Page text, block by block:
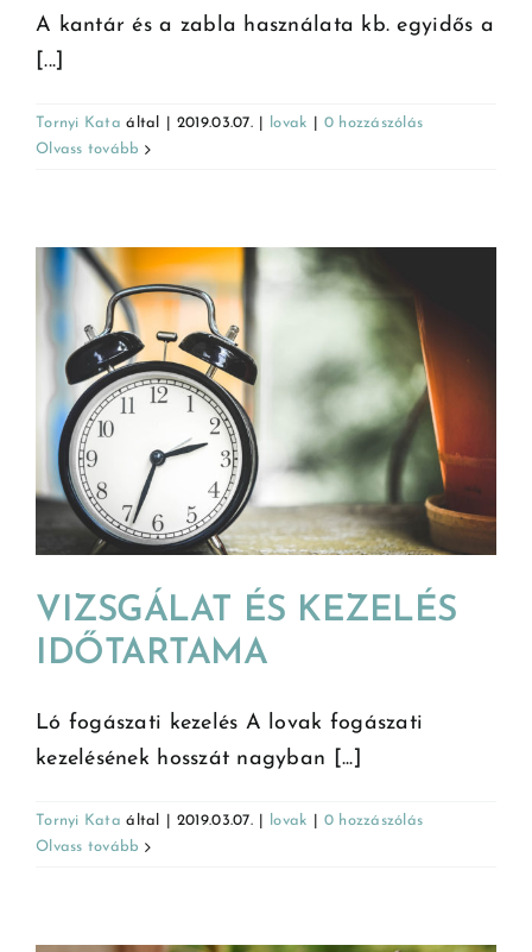
A kantár és a zabla használata kb. egyidős a
[...]
Tornyi Kata által 2019.03.07. lovak
0 hozzászólás
Olvass tovább
VIZSGÁLAT ÉS KEZELÉS
IDŐTARTAMA
Ló fogászati kezelés A lovak fogászati
kezelésének hosszát nagyban [...]
Tornyi Kata által 2019.03.07. lovak
0 hozzászólás
Olvass tovább